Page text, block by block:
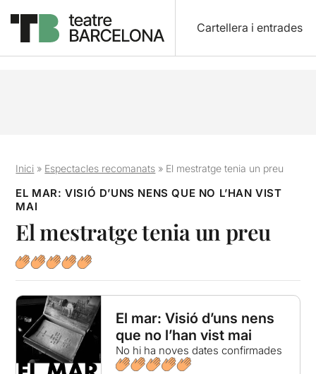
Cartellera i entrades
Inici » Espectacles recomanats » El mestratge tenia un preu
EL MAR: VISIÓ D’UNS NENS QUE NO L’HAN VIST
MAI
El mestratge tenia un preu
El mar: Visió d’uns nens
que no l’han vist mai
No hi ha noves dates confirmades